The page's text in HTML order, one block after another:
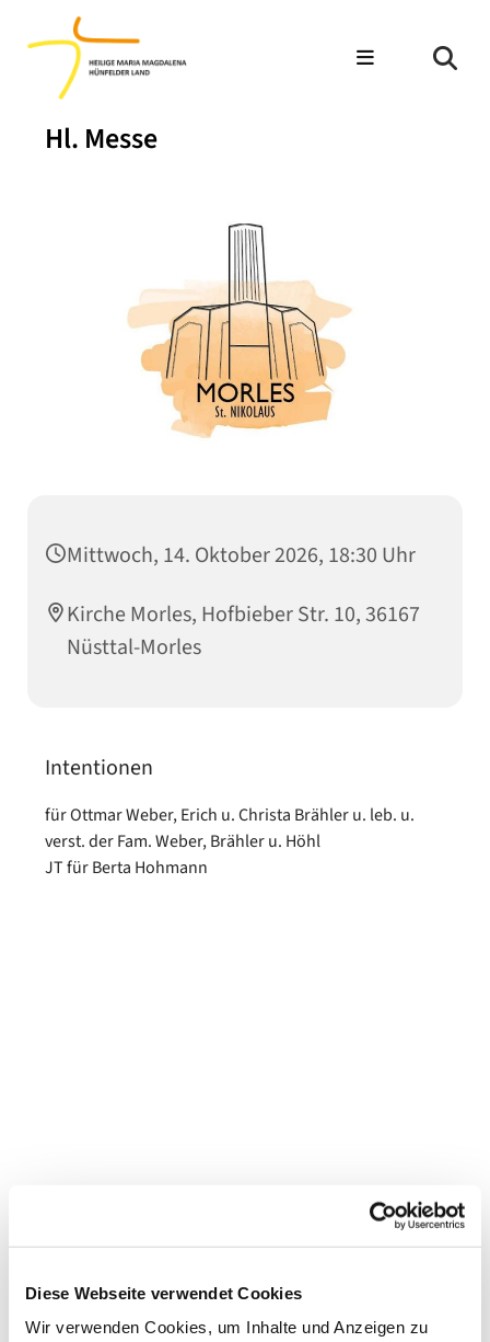
Diese Webseite verwendet Cookies
Wir verwenden Cookies, um Inhalte und Anzeigen zu
Hl. Messe
Mittwoch, 14. Oktober 2026, 18:30 Uhr
Kirche Morles, Hofbieber Str. 10, 36167
Nüsttal-Morles
Intentionen
für Ottmar Weber, Erich u. Christa Brähler u. leb. u.
verst. der Fam. Weber, Brähler u. Höhl
JT für Berta Hohmann